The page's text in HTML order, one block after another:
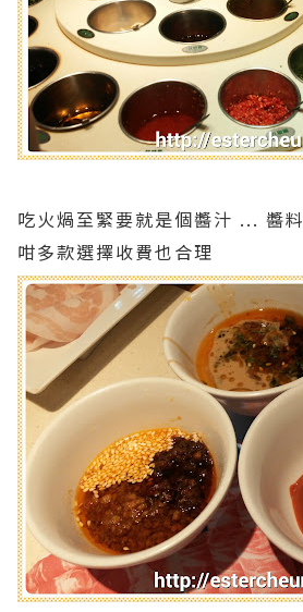
吃火煱至緊要就是個醬汁 ... 醬
咁多款選擇收費也合理